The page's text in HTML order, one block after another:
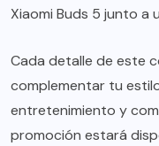
Xiaomi Buds 5 junto a
Cada detalle de este
complementar tu
entretenimiento y
promoción estará